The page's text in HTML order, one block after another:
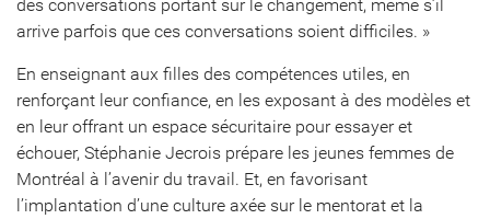
des conversations portant sur le changement, même s’il
arrive parfois que ces conversations soient difficiles. »
En enseignant aux filles des compétences utiles, en
renforçant leur confiance, en les exposant à des modèles et
en leur offrant un espace sécuritaire pour essayer et
échouer, Stéphanie Jecrois prépare les jeunes femmes de
Montréal à l’avenir du travail. Et, en favorisant
l’implantation d’une culture axée sur le mentorat et la